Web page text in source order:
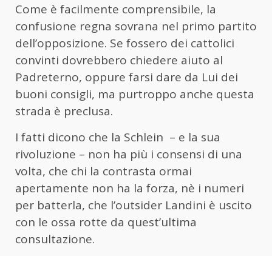
Come è facilmente comprensibile, la
confusione regna sovrana nel primo partito
dell’opposizione. Se fossero dei cattolici
convinti dovrebbero chiedere aiuto al
Padreterno, oppure farsi dare da Lui dei
buoni consigli, ma purtroppo anche questa
strada è preclusa.
I fatti dicono che la Schlein – e la sua
rivoluzione – non ha più i consensi di una
volta, che chi la contrasta ormai
apertamente non ha la forza, nè i numeri
per batterla, che l’outsider Landini è uscito
con le ossa rotte da quest’ultima
consultazione.